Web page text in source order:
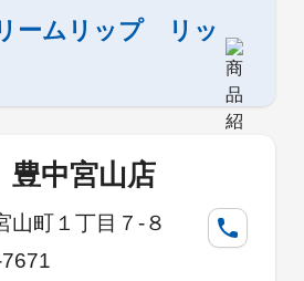
ームリップ リッ
中宮山店
山町１丁目７-８